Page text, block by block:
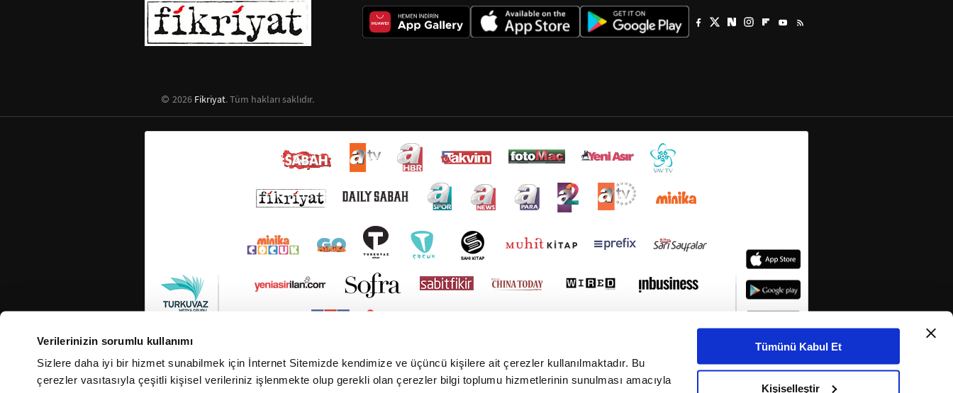
Verilerinizin sorumlu kullanımı
Sizlere daha iyi bir hizmet sunabilmek için İnternet Sitemizde kendimize ve üçüncü kişilere ait çerezler kullanılmaktadır. Bu
çerezler vasıtasıyla çeşitli kişisel verileriniz işlenmekte olup gerekli olan çerezler bilgi toplumu hizmetlerinin sunulması amacıyla
Tümünü Kabul Et
Kişiselleştir
2026 Fikriyat. Tüm hakları saklıdır.